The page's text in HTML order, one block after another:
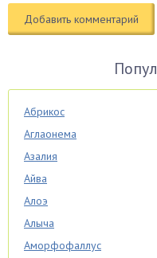
Абрикос
Аглаонема
Азалия
Айва
Алоэ
Алыча
Аморфофаллус